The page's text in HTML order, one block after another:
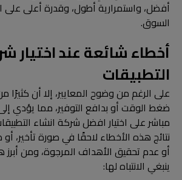
أفضل، واستمرارية أطول، وقدرة أعلى على
السوق.
أخطاء شائعة عند اختيار
التطبيقات
على الرغم من وضوح المعايير، إلا أن كثيرًا
ضغط الوقت أو بدافع التوفير، مما يؤدي
مباشر على اختيار افضل شركة انشاء
نتائج هذه الأخطاء لاحقًا في صورة تأخير،
أو عدم تحقيق الأهداف المرجوة، ومن أبرز
ينبغي الانتباه لها: